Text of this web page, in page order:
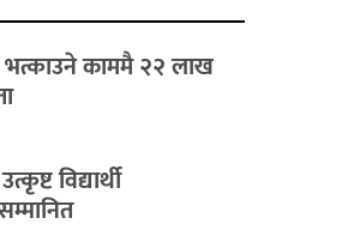
काममै २२ लाख
विद्यार्थी